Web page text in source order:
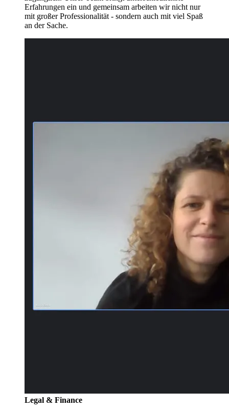
Erfahrungen ein und gemeinsam arbeiten wir nicht nur
mit großer Professionalität - sondern auch mit viel Spaß
an der Sache.
Legal & Finance